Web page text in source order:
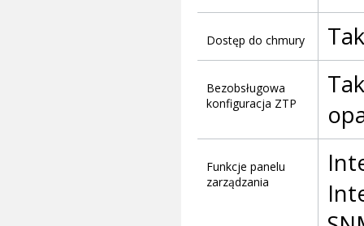
Dostęp do chmury Tak
Bezobsługowa
konfiguracja ZTP
Funkcje panelu
zarządzania